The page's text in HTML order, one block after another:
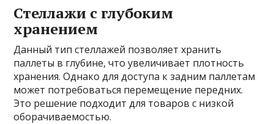
Стеллажи с глубоким
хранением
Данный тип стеллажей позволяет хранить
паллеты в глубине, что увеличивает плотность
хранения. Однако для доступа к задним паллетам
может потребоваться перемещение передних.
Это решение подходит для товаров с низкой
оборачиваемостью.